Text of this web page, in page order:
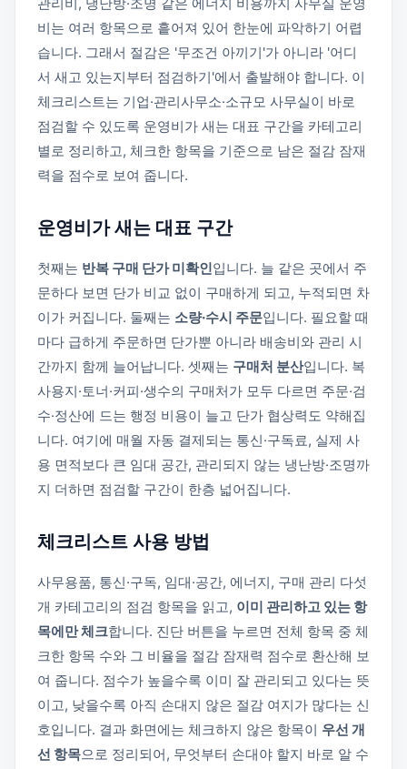
비는 여러 항목으로 흩어져 있어 한눈에 파악하기 어렵
습니다. 그래서 절감은 '무조건 아끼기'가 아니라 '어디
서 새고 있는지부터 점검하기'에서 출발해야 합니다. 이
체크리스트는 기업·관리사무소·소규모 사무실이 바로
점검할 수 있도록 운영비가 새는 대표 구간을 카테고리
별로 정리하고, 체크한 항목을 기준으로 남은 절감 잠재
력을 점수로 보여 줍니다.
운영비가 새는 대표 구간
첫째는 반복 구매 단가 미확인입니다. 늘 같은 곳에서 주
문하다 보면 단가 비교 없이 구매하게 되고, 누적되면 차
이가 커집니다. 둘째는 소량·수시 주문입니다. 필요할 때
마다 급하게 주문하면 단가뿐 아니라 배송비와 관리 시
간까지 함께 늘어납니다. 셋째는 구매처 분산입니다. 복
사용지·토너·커피·생수의 구매처가 모두 다르면 주문·검
수·정산에 드는 행정 비용이 늘고 단가 협상력도 약해집
니다. 여기에 매월 자동 결제되는 통신·구독료, 실제 사
용 면적보다 큰 임대 공간, 관리되지 않는 냉난방·조명까
지 더하면 점검할 구간이 한층 넓어집니다.
체크리스트 사용 방법
사무용품, 통신·구독, 임대·공간, 에너지, 구매 관리 다섯
개 카테고리의 점검 항목을 읽고, 이미 관리하고 있는 항
목에만 체크합니다. 진단 버튼을 누르면 전체 항목 중 체
크한 항목 수와 그 비율을 절감 잠재력 점수로 환산해 보
여 줍니다. 점수가 높을수록 이미 잘 관리되고 있다는 뜻
이고, 낮을수록 아직 손대지 않은 절감 여지가 많다는 신
호입니다. 결과 화면에는 체크하지 않은 항목이 우선 개
선 항목으로 정리되어, 무엇부터 손대야 할지 바로 알 수